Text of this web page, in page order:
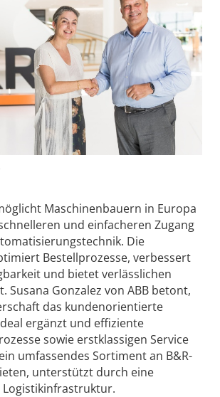
Maschinenbauern in Europa
und einfacheren Zugang
Die
Bestellprozesse, verbessert
und bietet verlässlichen
Susana Gonzalez von ABB betont,
das kundenorientierte
ergänzt und effiziente
sowie erstklassigen Service
umfassendes Sortiment an B&R-
unterstützt durch eine
Logistikinfrastruktur.